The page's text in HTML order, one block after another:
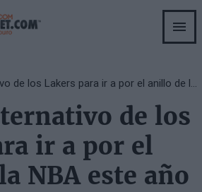
El plan alternativo de los Lakers para ir a por el anillo de la NBA este año
de los
ir a por el
NBA este año